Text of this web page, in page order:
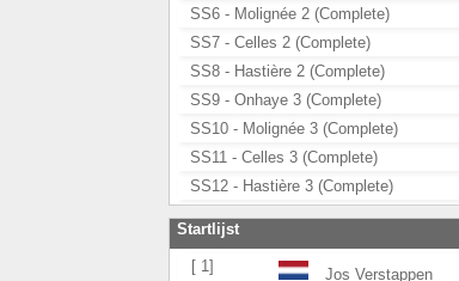
SS6 - Molignée 2 (Complete)
SS7 - Celles 2 (Complete)
SS8 - Hastière 2 (Complete)
SS9 - Onhaye 3 (Complete)
SS10 - Molignée 3 (Complete)
SS11 - Celles 3 (Complete)
SS12 - Hastière 3 (Complete)
Startlijst
[ 1]
Jos Verstappen